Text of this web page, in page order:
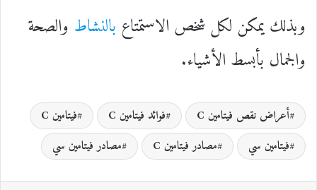
وبذلك يمكن لكل شخص الاستمتاع بالنشاط والصحة
والجمال بأبسط الأشياء.
أعراض نقص فيتامين C فوائد فيتامين C
فيتامين C
فيتامين سي
مصادر فيتامين C مصادر فيتامين سي